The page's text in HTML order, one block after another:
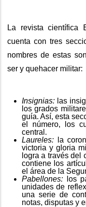
La revista científica
cuenta con tres
nombres de estas
ser y quehacer militar:
Insignias: las
los grados
guía. Así, esta
el número, los
central.
Laureles: la
victoria y gloria
logra a través del
contiene los
el área de la
Pabellones:
los
unidades de
una serie de
notas, disputas y